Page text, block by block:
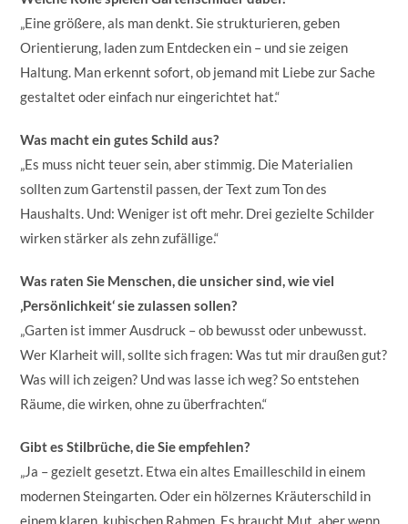
„Eine größere, als man denkt. Sie strukturieren, geben
Orientierung, laden zum Entdecken ein – und sie zeigen
Haltung. Man erkennt sofort, ob jemand mit Liebe zur Sache
gestaltet oder einfach nur eingerichtet hat.“
Was macht ein gutes Schild aus?
„Es muss nicht teuer sein, aber stimmig. Die Materialien
sollten zum Gartenstil passen, der Text zum Ton des
Haushalts. Und: Weniger ist oft mehr. Drei gezielte Schilder
wirken stärker als zehn zufällige.“
Was raten Sie Menschen, die unsicher sind, wie viel
‚Persönlichkeit‘ sie zulassen sollen?
„Garten ist immer Ausdruck – ob bewusst oder unbewusst.
Wer Klarheit will, sollte sich fragen: Was tut mir draußen gut?
Was will ich zeigen? Und was lasse ich weg? So entstehen
Räume, die wirken, ohne zu überfrachten.“
Gibt es Stilbrüche, die Sie empfehlen?
„Ja – gezielt gesetzt. Etwa ein altes Emailleschild in einem
modernen Steingarten. Oder ein hölzernes Kräuterschild in
einem klaren, kubischen Rahmen. Es braucht Mut, aber wenn